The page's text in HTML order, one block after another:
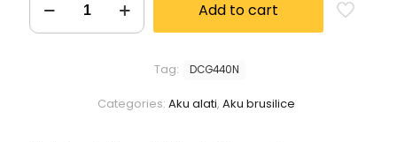
Add to cart
Categories: Aku alati, Aku brusilice
Tag: DCG440N